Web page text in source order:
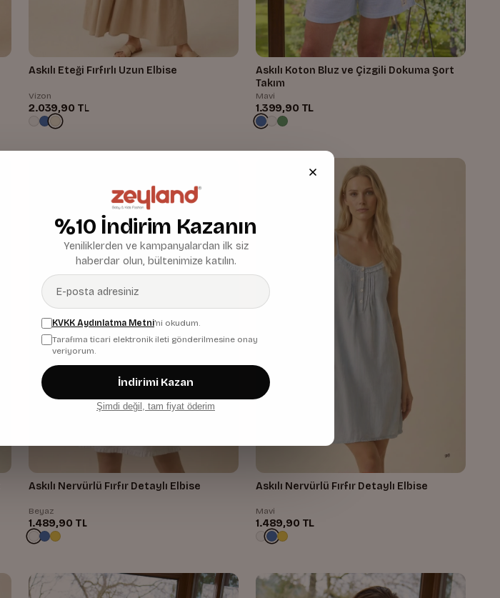
Askılı Eteği Fırfırlı Uzun Elbise
Vizon
2.039,90 TL
Askılı Koton Bluz ve Çizgili Dokuma Şort
Takım
Mavi
1.399,90 TL
Askılı Nervürlü Fırfır Detaylı Elbise
Beyaz
1.489,90 TL
Askılı Nervürlü Fırfır Detaylı Elbise
Mavi
1.489,90 TL
%10 İndirim Kazanın
Yeniliklerden ve kampanyalardan ilk siz
haberdar olun, bültenimize katılın.
KVKK Aydınlatma Metni'ni okudum.
Tarafıma ticari elektronik ileti gönderilmesine onay
veriyorum.
İndirimi Kazan
Şimdi değil, tam fiyat öderim